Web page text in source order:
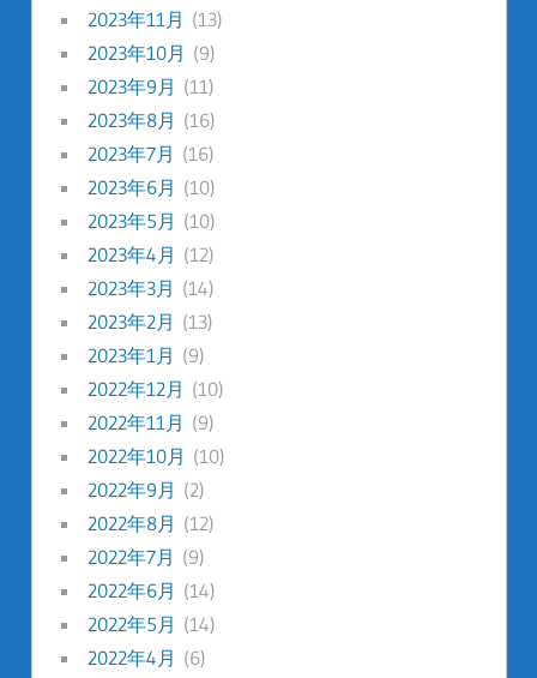
2023年11月 (13)
2023年10月 (9)
2023年9月 (11)
2023年8月 (16)
2023年7月 (16)
2023年6月 (10)
2023年5月 (10)
2023年4月 (12)
2023年3月 (14)
2023年2月 (13)
2023年1月 (9)
2022年12月 (10)
2022年11月 (9)
2022年10月 (10)
2022年9月 (2)
2022年8月 (12)
2022年7月 (9)
2022年6月 (14)
2022年5月 (14)
2022年4月 (6)